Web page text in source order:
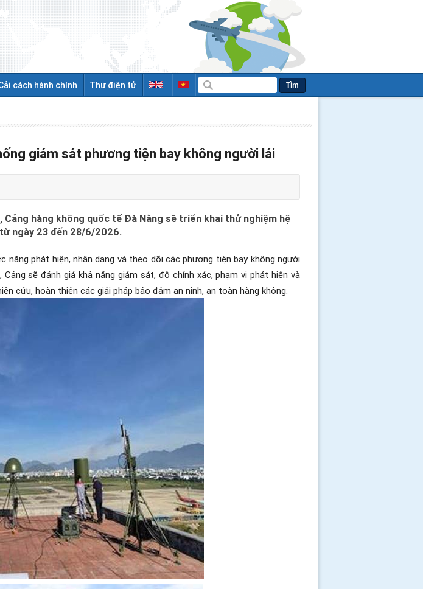
cách hành chính Thư điện tử Tìm
giám sát phương tiện bay không người lái
hàng không quốc tế Đà Nẵng sẽ triển khai thử nghiệm hệ
ngày 23 đến 28/6/2026.
phát hiện, nhận dạng và theo dõi các phương tiện bay không người
sẽ đánh giá khả năng giám sát, độ chính xác, phạm vi phát hiện và
cứu, hoàn thiện các giải pháp bảo đảm an ninh, an toàn hàng không.